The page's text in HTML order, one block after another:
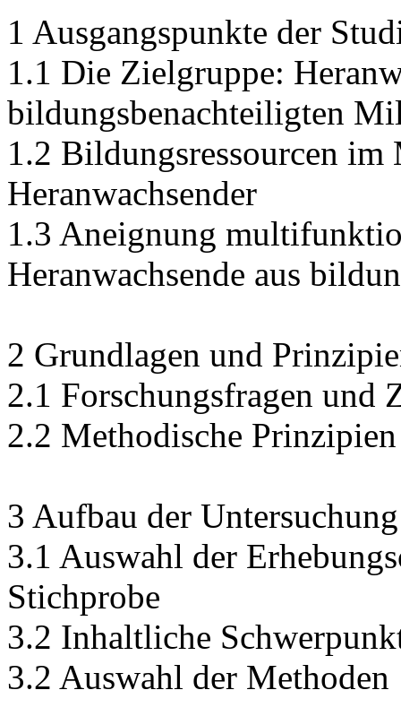
1 Ausgangspunkte der
1.1 Die Zielgruppe:
bildungsbenachteiligten
1.2 Bildungsressourcen im
Heranwachsender
1.3 Aneignung
Heranwachsende aus
2 Grundlagen und
2.1 Forschungsfragen und
2.2 Methodische Prinzipien
3 Aufbau der Untersuchung
3.1 Auswahl der
Stichprobe
3.2 Inhaltliche
3.2 Auswahl der Methoden